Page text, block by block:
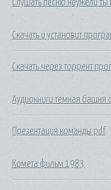
Слушать песню неужели ты
Скачать и установит
Скачать через торрент
Аудиокниги темная башня
Презентация команды pdf
Комета фильм 1983